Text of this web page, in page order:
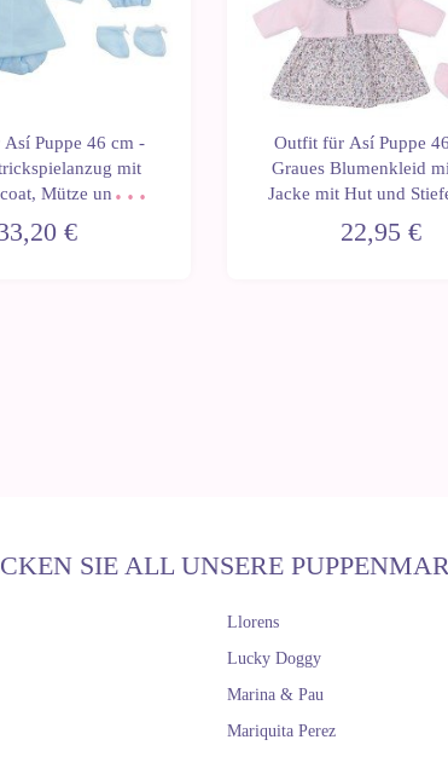
Puppe 46 cm -
mit
Mütze und
€
Outfit für Así Puppe
Graues Blumenkleid
Jacke mit Hut und
22,95 €
SIE ALL UNSERE
Llorens
Lucky Doggy
Marina & Pau
Mariquita Perez